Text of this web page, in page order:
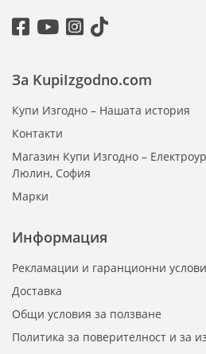
Информация
Рекламации и гаранционни
Доставка
Общи условия за ползване
Политика за поверителност и за
За KupiIzgodno.com
Купи Изгодно – Нашата история
Контакти
Магазин Купи Изгодно –
Люлин, София
Марки